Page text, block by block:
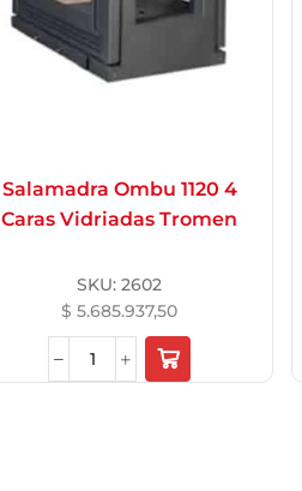
Salamadra Ombu 1120 4
Caras Vidriadas Tromen
SKU:2602
$ 5.685.937,50